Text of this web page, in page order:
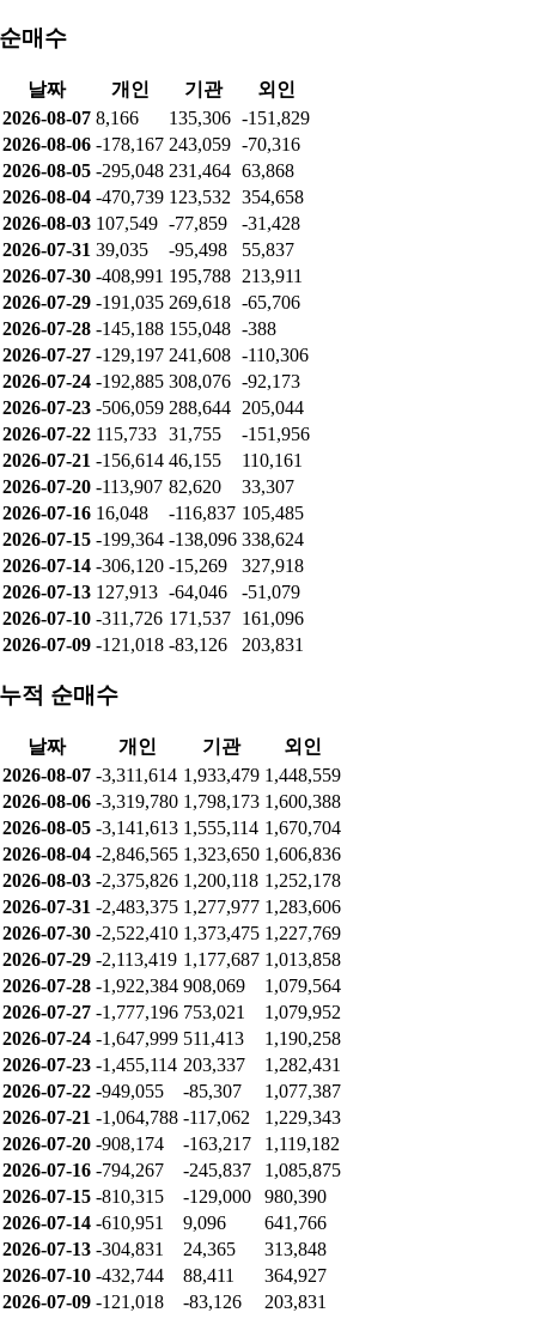
순매수
날짜 개인 기관
외인
2026-08-07 8,166 135,306 -151,829
2026-08-06 -178,167 243,059 -70,316
2026-08-05 -295,048 231,464 63,868
2026-08-04 -470,739 123,532 354,658
2026-08-03 107,549 -77,859
-31,428
2026-07-31 39,035 -95,498
55,837
2026-07-30 -408,991 195,788 213,911
2026-07-29 -191,035 269,618 -65,706
2026-07-28 -145,188 155,048 -388
2026-07-27 -129,197 241,608 -110,306
2026-07-24 -192,885 308,076 -92,173
2026-07-23 -506,059 288,644 205,044
2026-07-22 115,733 31,755
-151,956
2026-07-21 -156,614 46,155
110,161
2026-07-20 -113,907 82,620
33,307
2026-07-16 16,048 -116,837 105,485
2026-07-15 -199,364 -138,096 338,624
2026-07-14 -306,120 -15,269
327,918
2026-07-13 127,913 -64,046
-51,079
2026-07-10 -311,726 171,537 161,096
2026-07-09 -121,018 -83,126 203,831
누적 순매수
날짜 개인 기관
외인
2026-08-07 -3,311,614 1,933,479 1,448,559
2026-08-06 -3,319,780 1,798,173 1,600,388
2026-08-05 -3,141,613 1,555,114 1,670,704
2026-08-04 -2,846,565 1,323,650 1,606,836
2026-08-03 -2,375,826 1,200,118 1,252,178
2026-07-31 -2,483,375 1,277,977 1,283,606
2026-07-30 -2,522,410 1,373,475 1,227,769
2026-07-29 -2,113,419 1,177,687 1,013,858
2026-07-28 -1,922,384 908,069
1,079,564
2026-07-27 -1,777,196 753,021
1,079,952
2026-07-24 -1,647,999 511,413
1,190,258
2026-07-23 -1,455,114 203,337
1,282,431
2026-07-22 -949,055 -85,307
1,077,387
2026-07-21 -1,064,788 -117,062
1,229,343
2026-07-20 -908,174 -163,217
1,119,182
2026-07-16 -794,267 -245,837
1,085,875
2026-07-15 -810,315 -129,000
980,390
2026-07-14 -610,951 9,096
641,766
2026-07-13 -304,831 24,365
313,848
2026-07-10 -432,744 88,411
364,927
2026-07-09 -121,018 -83,126 203,831